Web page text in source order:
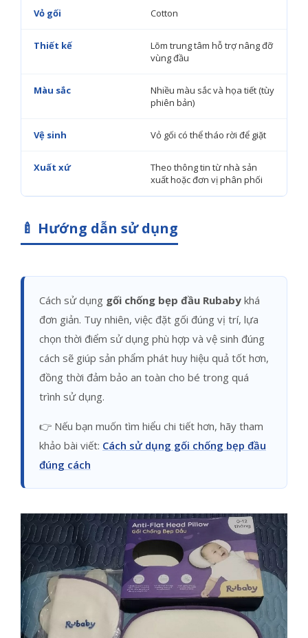
Vỏ gối Cotton
Thiết kế
Lõm trung tâm hỗ trợ nâng đỡ
vùng đầu
Màu sắc
Nhiều màu sắc và họa tiết (tùy
phiên bản)
Vệ sinh Vỏ gối có thể tháo rời để giặt
Xuất xứ
Theo thông tin từ nhà sản
xuất hoặc đơn vị phân phối
🍼 Hướng dẫn sử dụng
Cách sử dụng gối chống bẹp đầu Rubaby khá
đơn giản. Tuy nhiên, việc đặt gối đúng vị trí, lựa
chọn thời điểm sử dụng phù hợp và vệ sinh đúng
cách sẽ giúp sản phẩm phát huy hiệu quả tốt hơn,
đồng thời đảm bảo an toàn cho bé trong quá
trình sử dụng.
👉 Nếu bạn muốn tìm hiểu chi tiết hơn, hãy tham
khảo bài viết: Cách sử dụng gối chống bẹp đầu
đúng cách